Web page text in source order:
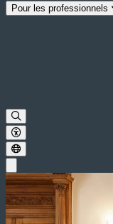
Pour les professionnels